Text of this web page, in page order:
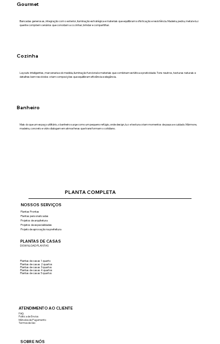
Gourmet
Bancadas generosas, integração com o exterior, iluminação estratégica e materiais que equilibram sofisticação e resistência. Madeira, pedra, metal e luz
quente compõem cenários que convidam a cozinhar, brindar e compartilhar.
Cozinha
Layouts inteligentes, marcenaria sob medida, iluminação funcional e materiais que combinam estética e praticidade. Tons neutros, texturas naturais e
detalhes bem resolvidos criam composições que equilibram eficiência e elegância.
Banheiro
Mais do que um espaço utilitário, o banheiro surge como um pequeno refúgio, onde design, luz e textura criam momentos de pausa e cuidado. Mármore,
madeira, concreto e vidro dialogam em atmosferas que transformam o cotidiano.
PLANTA COMPLETA
NOSSOS SERVIÇOS
Plantas Prontas
Plantas personalizadas
Projetos de arquitetura
Projetos de especialidades
Projeto de aprovação na prefeitura
PLANTAS DE CASAS
DOWNLOAD PLANTAS
Plantas de casas 1 quarto
Plantas de casas 2 quartos
Plantas de casas 3 quartos
Plantas de casas 4 quartos
Plantas de casas 5 quartos
ATENDIMENTO AO CLIENTE
FAQ
Política de Envios
Métodos de Pagamento
Termos de Uso
SOBRE NÓS